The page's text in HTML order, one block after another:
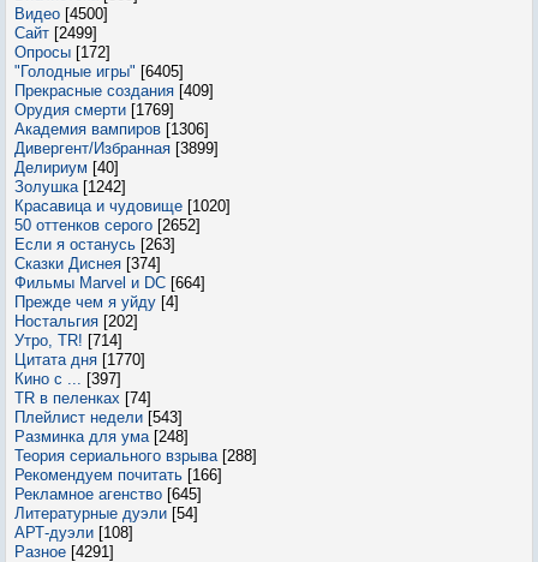
Видео [4500]
Сайт [2499]
Опросы [172]
"Голодные игры" [6405]
Прекрасные создания [409]
Орудия смерти [1769]
Академия вампиров [1306]
Дивергент/Избранная [3899]
Делириум [40]
Золушка [1242]
Красавица и чудовище [1020]
50 оттенков серого [2652]
Если я останусь [263]
Сказки Диснея [374]
Фильмы Marvel и DC [664]
Прежде чем я уйду [4]
Ностальгия [202]
Утро, TR! [714]
Цитата дня [1770]
Кино с ... [397]
TR в пеленках [74]
Плейлист недели [543]
Разминка для ума [248]
Теория сериального взрыва [288]
Рекомендуем почитать [166]
Рекламное агенство [645]
Литературные дуэли [54]
АРТ-дуэли [108]
Разное [4291]